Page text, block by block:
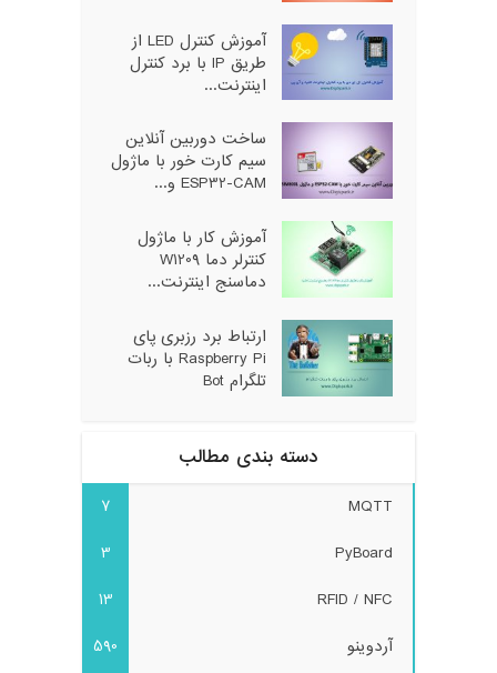
آموزش کنترل LED از
طریق IP با برد کنترل
اینترنت...
ساخت دوربین آنلاین
سیم کارت خور با ماژول
ESP32-CAM و...
آموزش کار با ماژول
کنترلر دما W1209
دماسنج اینترنت...
ارتباط برد رزبری پای
Raspberry Pi با ربات
تلگرام Bot
دسته بندی مطالب
MQTT
7
PyBoard
3
RFID / NFC
13
آردوینو
590